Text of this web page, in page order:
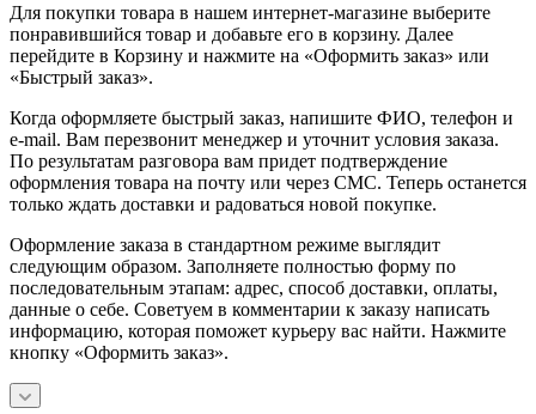
Для покупки товара в нашем интернет-магазине выберите
понравившийся товар и добавьте его в корзину. Далее
перейдите в Корзину и нажмите на «Оформить заказ» или
«Быстрый заказ».
Когда оформляете быстрый заказ, напишите ФИО, телефон и
e-mail. Вам перезвонит менеджер и уточнит условия заказа.
По результатам разговора вам придет подтверждение
оформления товара на почту или через СМС. Теперь останется
только ждать доставки и радоваться новой покупке.
Оформление заказа в стандартном режиме выглядит
следующим образом. Заполняете полностью форму по
последовательным этапам: адрес, способ доставки, оплаты,
данные о себе. Советуем в комментарии к заказу написать
информацию, которая поможет курьеру вас найти. Нажмите
кнопку «Оформить заказ».